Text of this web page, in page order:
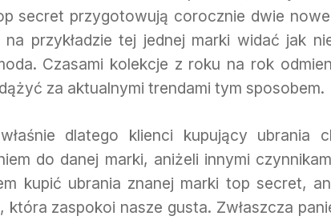
secret przygotowują corocznie dwie
przykładzie tej jednej marki widać jak
Czasami kolekcje z roku na rok
za aktualnymi trendami tym sposobem.
dlatego klienci kupujący ubrania
do danej marki, aniżeli innymi
kupić ubrania znanej marki top secret,
która zaspokoi nasze gusta. Zwłaszcza